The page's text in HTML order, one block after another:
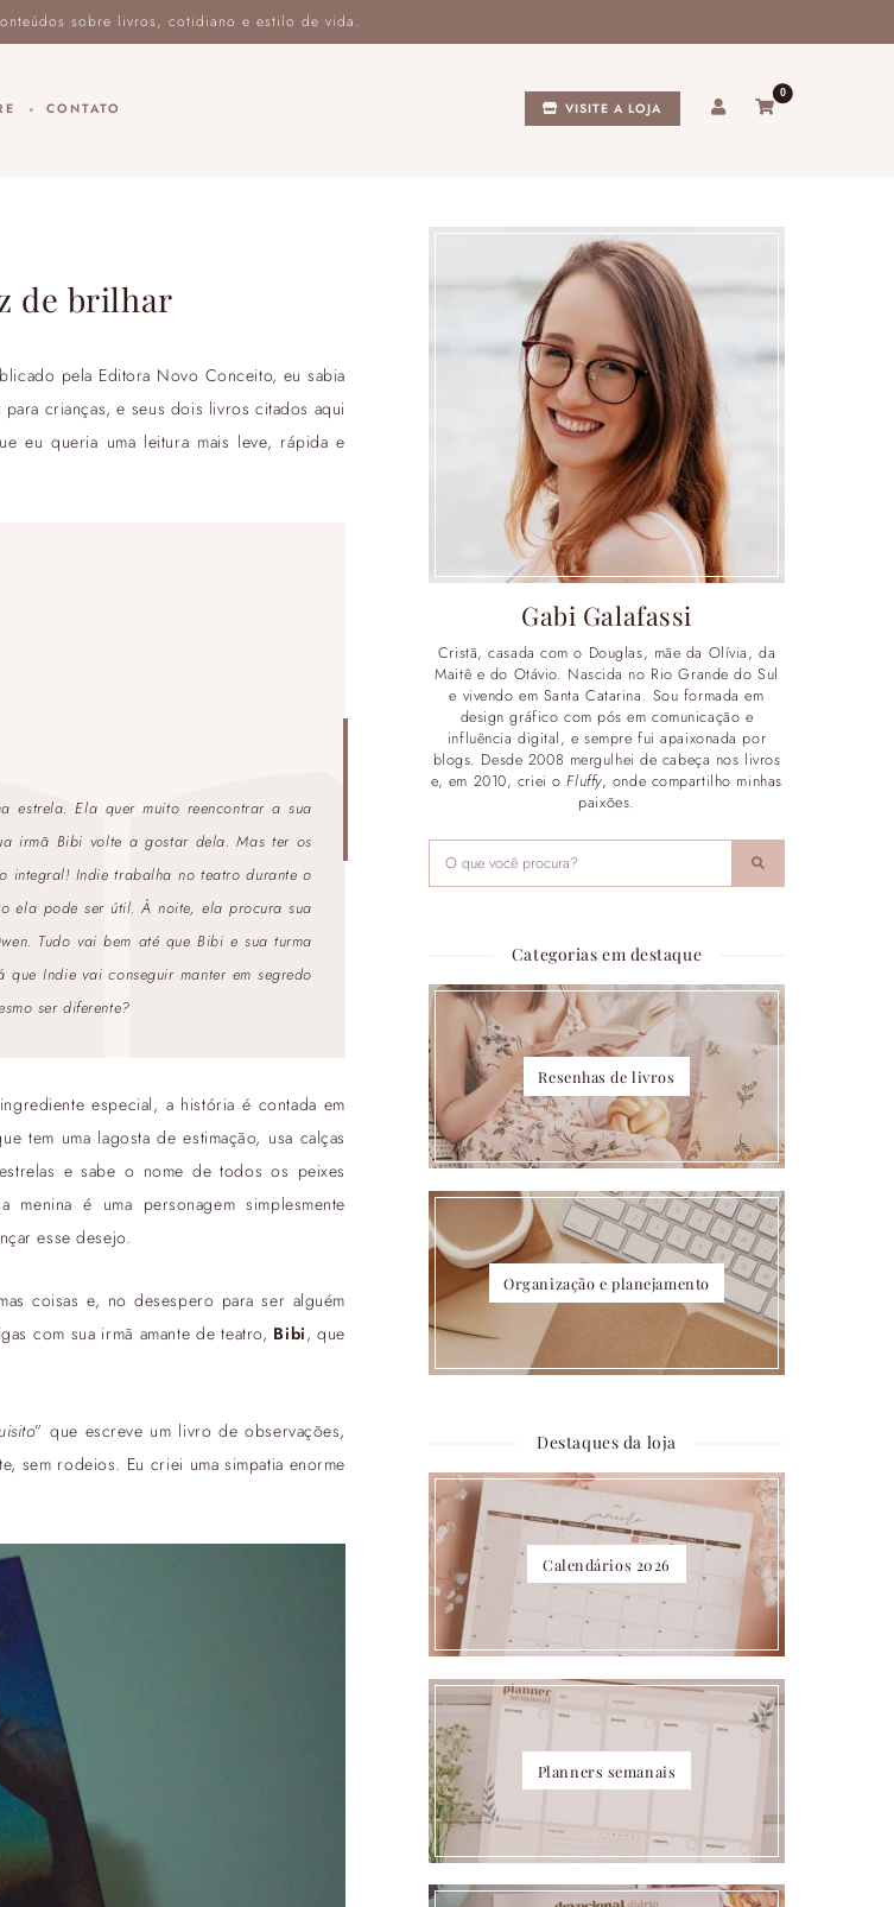
CONTATO VISITE A LOJA
0
de brilhar
pela Editora Novo Conceito, eu sabia
crianças, e seus dois livros citados aqui
eu queria uma leitura mais leve, rápida e
estrela. Ela quer muito reencontrar a sua
irmã Bibi volte a gostar dela. Mas ter os
integral! Indie trabalha no teatro durante o
ela pode ser útil. À noite, ela procura sua
Tudo vai bem até que Bibi e sua turma
Indie vai conseguir manter em segredo
ser diferente?
especial, a história é contada em
tem uma lagosta de estimação, usa calças
e sabe o nome de todos os peixes
menina é uma personagem simplesmente
esse desejo.
coisas e, no desespero para ser alguém
com sua irmã amante de teatro, Bibi, que
” que escreve um livro de observações,
sem rodeios. Eu criei uma simpatia enorme
Gabi Galafassi
Cristã, casada com o Douglas, mãe da Olívia, da
Maitê e do Otávio. Nascida no Rio Grande do Sul
e vivendo em Santa Catarina. Sou formada em
design gráfico com pós em comunicação e
influência digital, e sempre fui apaixonada por
blogs. Desde 2008 mergulhei de cabeça nos livros
e, em 2010, criei oFluffy, onde compartilho minhas
paixões.
Categorias em destaque
Resenhas de livros
Organização e planejamento
Destaques da loja
Calendários 2026
Planners semanais